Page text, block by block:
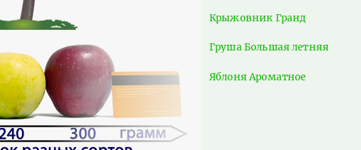
Крыжовник Гранд
Груша Большая летняя
Яблоня Ароматное